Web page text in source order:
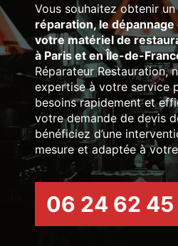
Vous souhaitez obtenir un
réparation, le dépannage
votre matériel de
à Paris et en Île-de-
Réparateur Restauration,
expertise à votre service
besoins rapidement et
votre demande de devis
bénéficiez d’une
mesure et adaptée à
06 24 62
Réparation matériel de
Réparation friteuse
Réparation hotte
Réparation lave-vaisselle
Réparation four à pizza
Réparation gazinière
Réparation réfrigérateur
Réparation fourneau
Dépannage matériel de
Dépannage four
DEMANDE DE DEVIS